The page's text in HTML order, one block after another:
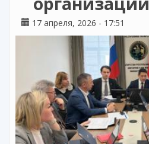
17 апреля, 2026 - 17:51